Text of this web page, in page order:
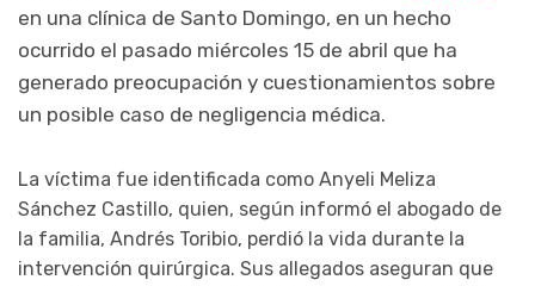
en una clínica de Santo Domingo, en un hecho
ocurrido el pasado miércoles 15 de abril que ha
generado preocupación y cuestionamientos sobre
un posible caso de negligencia médica.
La víctima fue identificada como Anyeli Meliza
Sánchez Castillo, quien, según informó el abogado de
la familia, Andrés Toribio, perdió la vida durante la
intervención quirúrgica. Sus allegados aseguran que